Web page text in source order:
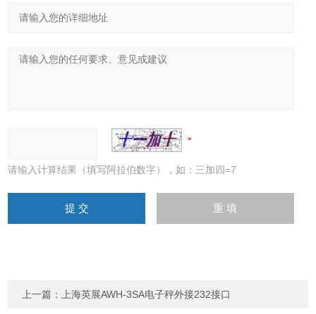
请输入计算结果（填写阿拉伯数字），如：三加四=7
上一篇： 上海英展AWH-3SA电子秤外接232接口